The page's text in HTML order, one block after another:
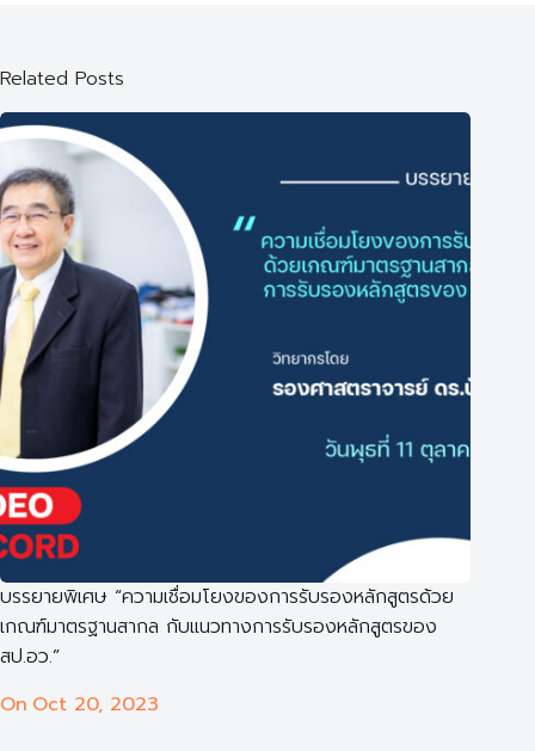
Related Posts
บรรยายพิเศษ “ความเชื่อมโยงของการรับรองหลักสูตรด้วย
เกณฑ์มาตรฐานสากล กับแนวทางการรับรองหลักสูตรของ
สป.อว.”
On Oct 20, 2023